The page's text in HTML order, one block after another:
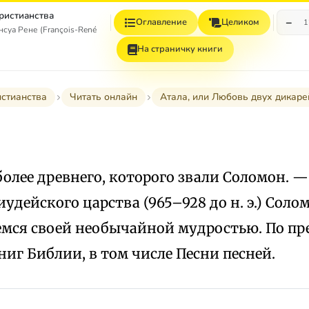
Рене (François-René, vicomte de Chateaubriand)
Оглавление Целиком −
На страничку книги
Читать онлайн Атала, или Любовь двух
древнего, которого звали Соломон.
царства (965–928 до н. э.)
своей необычайной мудростью. По
Библии, в том числе Песни песней.